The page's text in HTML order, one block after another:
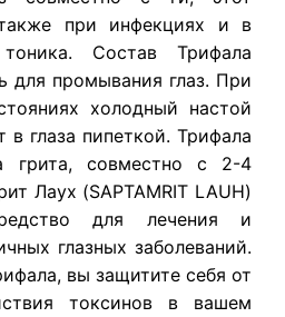
при инфекциях и в
Состав Трифала
для промывания глаз. При
холодный настой
в глаза пипеткой. Трифала
грита, совместно с 2-4
Лаух (SAPTAMRIT LAUH)
для лечения и
глазных заболеваний.
, вы защитите себя от
токсинов в вашем